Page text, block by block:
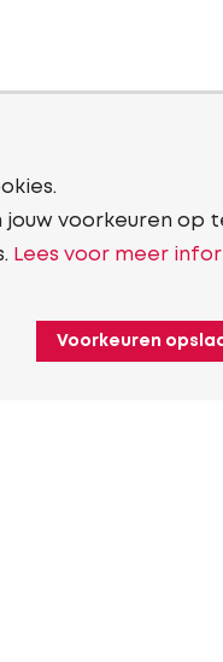
voorkeuren op
Lees voor meer
Voorkeuren